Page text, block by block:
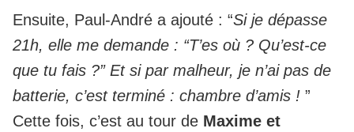
Ensuite, Paul-André a ajouté : “Si je dépasse
21h, elle me demande : “T’es où ? Qu’est-ce
que tu fais ?” Et si par malheur, je n’ai pas de
batterie, c’est terminé : chambre d’amis ! ”
Cette fois, c’est au tour de Maxime et